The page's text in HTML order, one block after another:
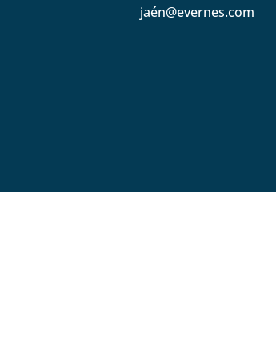
jaén@evernes.com